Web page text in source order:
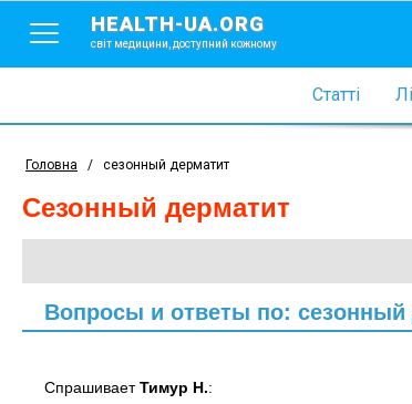
HEALTH-UA.ORG
світ медицини, доступний кожному
Статті
Головна / сезонный дерматит
сезонный дерматит
Вопросы и ответы по: сезонный
СпрашиваетТимур Н.: